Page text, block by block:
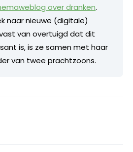
over dranken.
naar nieuwe (digitale)
van overtuigd dat dit
is, is ze samen met haar
van twee prachtzoons.